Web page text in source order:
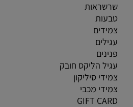
שרשראות
טבעות
צמידים
עגילים
פנינים
עגיל הליקס חובק
צמידי סיליקון
צמידי מכבי
GIFT CARD